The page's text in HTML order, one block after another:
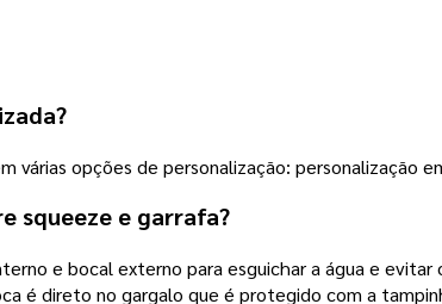
várias opções de personalização: personalização
squeeze e garrafa?
e bocal externo para esguichar a água e
é direto no gargalo que é protegido com a